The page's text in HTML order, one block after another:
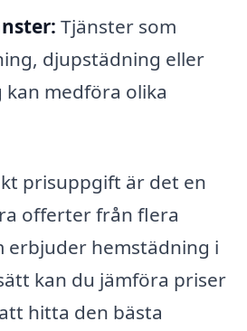
Tjänster som
djupstädning eller
medföra olika
prisuppgift är det en
offerter från flera
erbjuder hemstädning i
kan du jämföra priser
hitta den bästa